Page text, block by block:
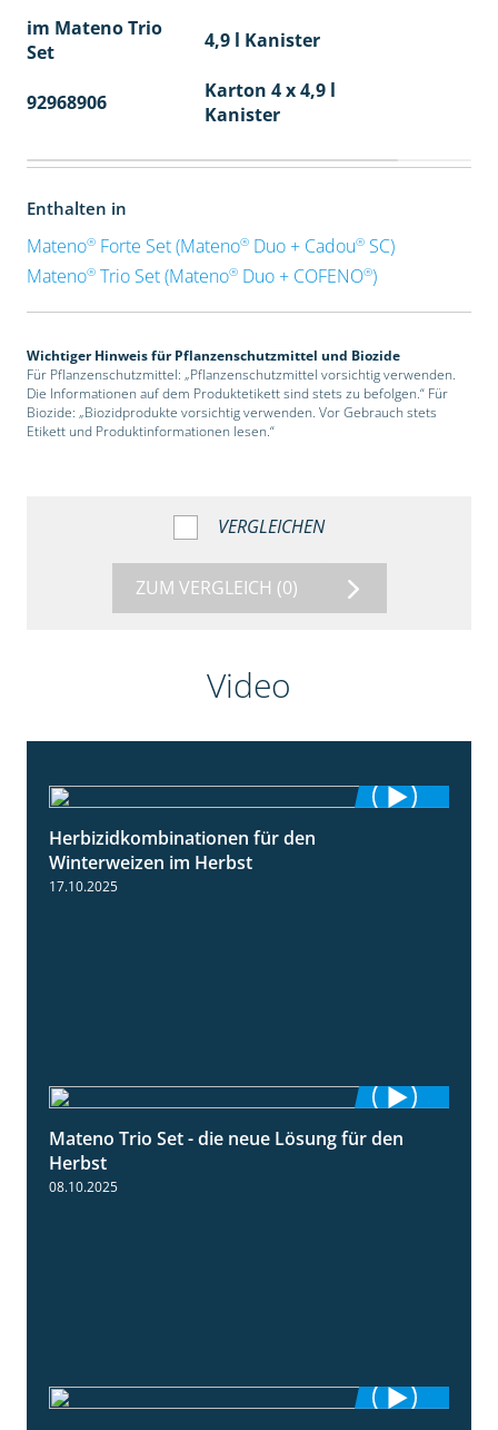
im Mateno Trio
Set
4,9 l Kanister
92968906
Karton 4 x 4,9 l
Kanister
Enthalten in
Mateno®Forte Set (Mateno®Duo + Cadou®SC)
Mateno®Trio Set (Mateno®Duo + COFENO®)
Wichtiger Hinweis für Pflanzenschutzmittel und Biozide
Für Pflanzenschutzmittel: „Pflanzenschutzmittel vorsichtig verwenden.
Die Informationen auf dem Produktetikett sind stets zu befolgen.“ Für
Biozide: „Biozidprodukte vorsichtig verwenden. Vor Gebrauch stets
Etikett und Produktinformationen lesen.“
VERGLEICHEN
ZUM VERGLEICH (0)
Video
Herbizidkombinationen für den
Winterweizen im Herbst
17.10.2025
2:22
Mateno Trio Set - die neue Lösung für den
Herbst
08.10.2025